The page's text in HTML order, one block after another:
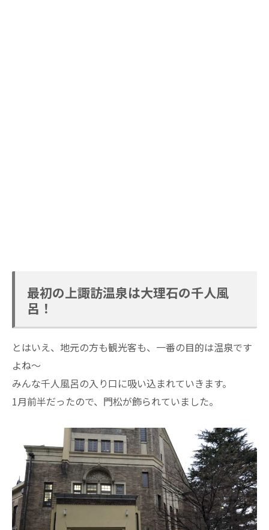
最初の上諏訪温泉は大理石の千人風
呂！
とはいえ、地元の方も観光客も、一番の目的は温泉です
よね～
みんな千人風呂の入り口に吸い込まれていきます。
1月前半だったので、門松が飾られていました。